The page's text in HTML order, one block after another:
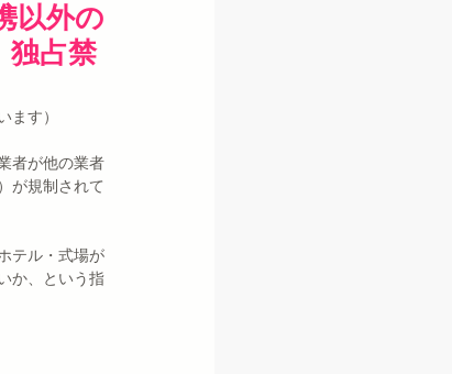
以外の
独占禁
ます）
者が他の業者
が規制されて
テル・式場が
か、という指